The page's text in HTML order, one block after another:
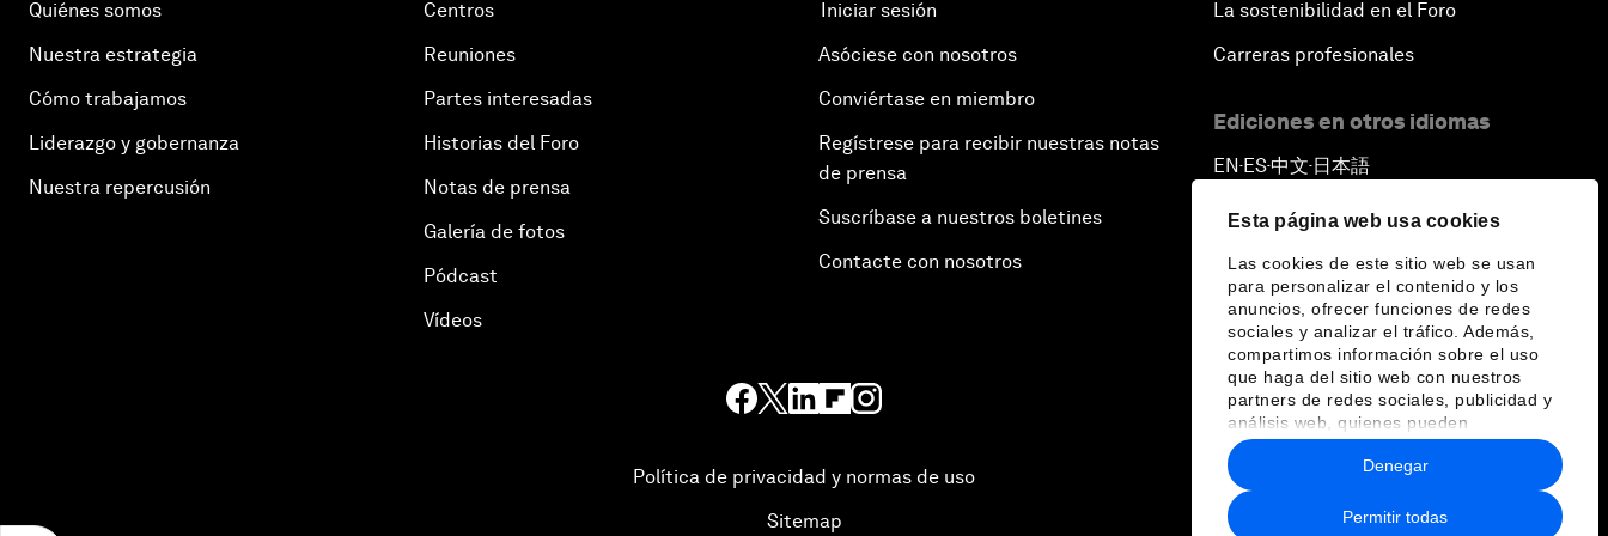
Esta página web usa cookies
Las cookies de este sitio web se usan
para personalizar el contenido y los
anuncios, ofrecer funciones de redes
sociales y analizar el tráfico. Además,
compartimos información sobre el uso
que haga del sitio web con nuestros
partners de redes sociales, publicidad y
análisis web, quienes pueden
combinarla con otra información que les
haya proporcionado o que hayan
recopilado a partir del uso que haya
hecho de sus servicios.
Permitir todas
Denegar
Quiénes somos
Nuestra estrategia
Cómo trabajamos
Liderazgo y gobernanza
Nuestra repercusión
Centros
Reuniones
Partes interesadas
Historias del Foro
Notas de prensa
Galería de fotos
Pódcast
Vídeos
Iniciar sesión
Asóciese con nosotros
Conviértase en miembro
Regístrese para recibir nuestras notas
de prensa
Suscríbase a nuestros boletines
Contacte con nosotros
La sostenibilidad en el Foro
Carreras profesionales
Ediciones en otros idiomas
EN ▪ ES▪中文▪ 日本語
Política de privacidad y normas de uso
Sitemap